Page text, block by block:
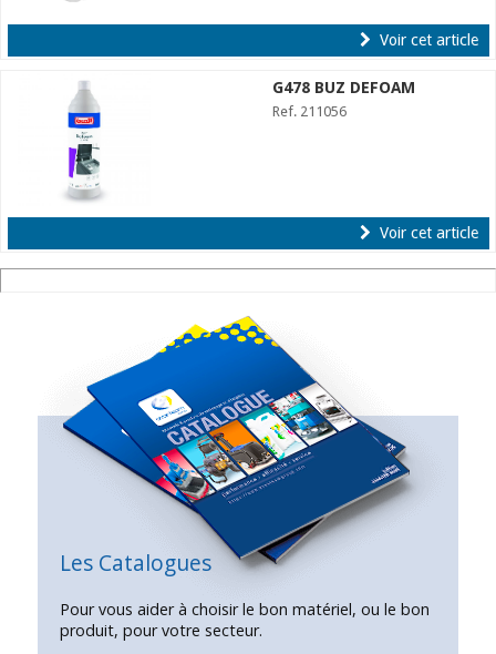
Voir cet article
G478 BUZ DEFOAM
Ref. 211056
Voir cet article
Les Catalogues
Pour vous aider à choisir le bon matériel, ou le bon
produit, pour votre secteur.